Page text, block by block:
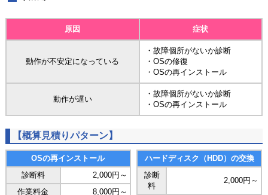
原因 症状
動作が不安定になっている
・故障個所がないか診断
・OSの修復
・OSの再インストール
動作が遅い
・故障個所がないか診断
・OSの再インストール
【概算見積りパターン】
OSの再インストール
診断料
2,000円～
作業料金
8,000円～
ハードディスク（HDD）の交換
診断
料
2,000円～